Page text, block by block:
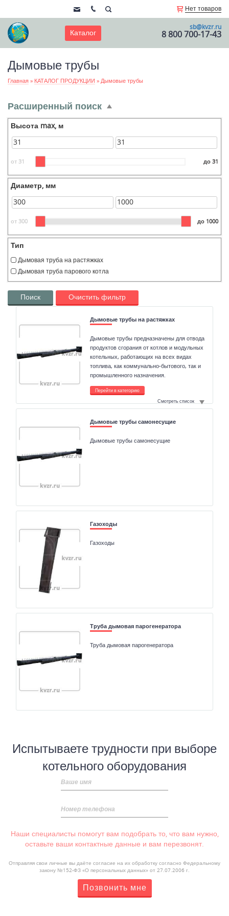
Нет товаров
Каталог
sb@kvzr.ru
8 800 700-17-43
Дымовые трубы
Главная » КАТАЛОГ ПРОДУКЦИИ » Дымовые трубы
Расширенный поиск
Высота max, м
от 31 до 31
Диаметр, мм
от 300 до 1000
Тип
Дымовая труба на растяжках
Дымовая труба парового котла
Поиск Очистить фильтр
Дымовые трубы на растяжках
Дымовые трубы предназначены для отвода
продуктов сгорания от котлов и модульных
котельных, работающих на всех видах
топлива, как коммунально-бытового, так и
промышленного назначения.
Перейти в категорию
Смотреть список
Дымовые трубы самонесущие
Дымовые трубы самонесущие
Газоходы
Газоходы
Труба дымовая парогенератора
Труба дымовая парогенератора
Испытываете трудности при выборе
котельного оборудования
Ваше имя
Номер телефона
Наши специалисты помогут вам подобрать то, что вам нужно,
оставьте ваши контактные данные и вам перезвонят.
Отправляя свои личные вы даёте согласие на их обработку согласно Федеральному
закону №152-ФЗ «О персональных данных» от 27.07.2006 г.
Позвонить мне